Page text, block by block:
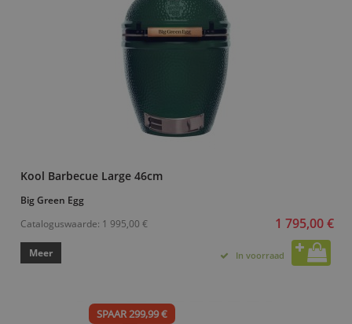
Kool Barbecue Large 46cm
Big Green Egg
Cataloguswaarde: 1 995,00 € 1 795,00 €
Meer In voorraad
SPAAR 299,99 €